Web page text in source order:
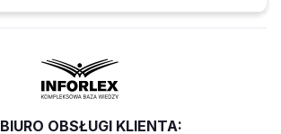
BIURO OBSŁUGI KLIENTA: